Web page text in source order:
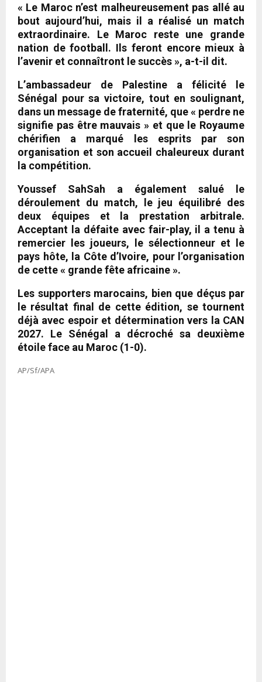
« Le Maroc n’est malheureusement pas allé au
bout aujourd’hui, mais il a réalisé un match
extraordinaire. Le Maroc reste une grande
nation de football. Ils feront encore mieux à
l’avenir et connaîtront le succès », a-t-il dit.
L’ambassadeur de Palestine a félicité le
Sénégal pour sa victoire, tout en soulignant,
dans un message de fraternité, que « perdre ne
signifie pas être mauvais » et que le Royaume
chérifien a marqué les esprits par son
organisation et son accueil chaleureux durant
la compétition.
Youssef SahSah a également salué le
déroulement du match, le jeu équilibré des
deux équipes et la prestation arbitrale.
Acceptant la défaite avec fair-play, il a tenu à
remercier les joueurs, le sélectionneur et le
pays hôte, la Côte d’Ivoire, pour l’organisation
de cette « grande fête africaine ».
Les supporters marocains, bien que déçus par
le résultat final de cette édition, se tournent
déjà avec espoir et détermination vers la CAN
2027. Le Sénégal a décroché sa deuxième
étoile face au Maroc (1-0).
AP/Sf/APA